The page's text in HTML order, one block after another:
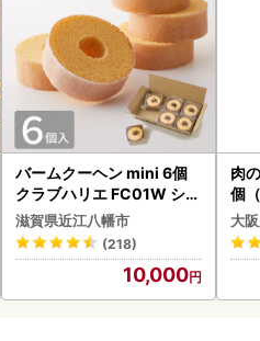
バームクーヘン mini 6個
クラブハリエ FC01W シェ
アボックス バウムクーヘ
ン
滋賀県近江八幡市
(218)
10,000
肉
個
ー
わ
大